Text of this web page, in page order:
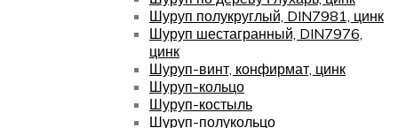
Шуруп полукруглый, DIN7981, цинк
Шуруп шестагранный, DIN7976,
цинк
Шуруп-винт, конфирмат, цинк
Шуруп-кольцо
Шуруп-костыль
Шуруп-полукольцо